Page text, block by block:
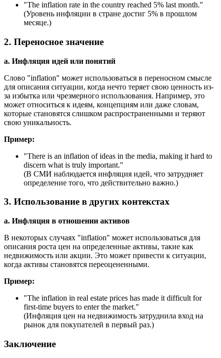
"The inflation rate in the country reached 5% last month."
(Уровень инфляции в стране достиг 5% в прошлом
месяце.)
2. Переносное значение
a. Инфляция идей или понятий
Слово "inflation" может использоваться в переносном смысле
для описания ситуации, когда нечто теряет свою ценность из-
за избытка или чрезмерного использования. Например, это
может относиться к идеям, концепциям или даже словам,
которые становятся слишком распространенными и теряют
свою уникальность.
Пример:
"There is an inflation of ideas in the media, making it hard to
discern what is truly important."
(В СМИ наблюдается инфляция идей, что затрудняет
определение того, что действительно важно.)
3. Использование в других контекстах
a. Инфляция в отношении активов
В некоторых случаях "inflation" может использоваться для
описания роста цен на определенные активы, такие как
недвижимость или акции. Это может привести к ситуации,
когда активы становятся переоцененными.
Пример:
"The inflation in real estate prices has made it difficult for
first-time buyers to enter the market."
(Инфляция цен на недвижимость затруднила вход на
рынок для покупателей в первый раз.)
Заключение